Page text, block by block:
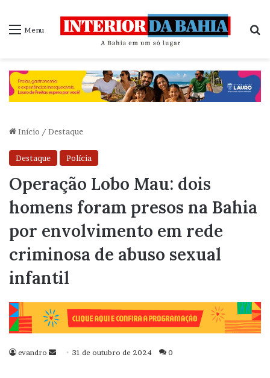
Menu
Início / Destaque
Destaque Polícia
Operação Lobo Mau: dois
homens foram presos na Bahia
por envolvimento em rede
criminosa de abuso sexual
infantil
evandro
Mande31 de outubro de 2024 0